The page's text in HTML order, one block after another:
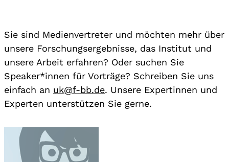
Sie sind Medienvertreter und möchten mehr über
unsere Forschungsergebnisse, das Institut und
unsere Arbeit erfahren? Oder suchen Sie
Speaker*innen für Vorträge? Schreiben Sie uns
einfach an uk@f-bb.de. Unsere Expertinnen und
Experten unterstützen Sie gerne.